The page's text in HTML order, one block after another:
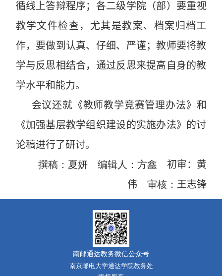
循线上答辩程序； 各二级学院（部）要重视
教学文件检查，尤其是教案、档案归档工
作，要做到认真、仔细、严谨；教师要将教
学与反思相结合，通过反思来提高自身的教
学水平和能力。
会议还就 《教师教学竞赛管理办法》和
《加强基层教学组织建设的实施办法》的讨
论稿进行了研讨。
撰稿：夏妍 编辑人：方鑫
初审：黄
伟
审核： 王志锋
南邮通达教务微信公众号
南京邮电大学通达学院教务处